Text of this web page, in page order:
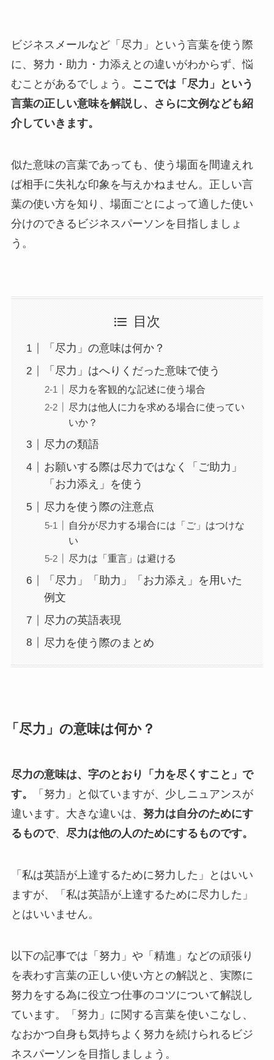
ビジネスメールなど「尽力」という言葉を使う際
に、努力・助力・力添えとの違いがわからず、悩
むことがあるでしょう。
ここでは「尽力」という
言葉の正しい意味を解説し、さらに文例なども紹
介していきます。
似た意味の言葉であっても、使う場面を間違えれ
ば相手に失礼な印象を与えかねません。正しい言
葉の使い方を知り、場面ごとによって適した使い
分けのできるビジネスパーソンを目指しましょ
う。
目次
「尽力」の意味は何か？
「尽力」はへりくだった意味で使う
尽力を客観的な記述に使う場合
尽力は他人に力を求める場合に使ってい
いか？
尽力の類語
お願いする際は尽力ではなく「ご助力」
「お力添え」を使う
尽力を使う際の注意点
自分が尽力する場合には「ご」はつけな
い
尽力は「重言」は避ける
「尽力」「助力」「お力添え」を用いた
例文
尽力の英語表現
尽力を使う際のまとめ
「尽力」の意味は何か？
尽力の意味は、字のとおり「力を尽くすこと」で
す。
「努力」と似ていますが、少しニュアンスが
違います。大きな違いは、努力は自分のためにす
るもので、 尽力は他の人のためにするものです。
「私は英語が上達するために努力した」とはいい
ますが、「私は英語が上達するために尽力した」
とはいいません。
以下の記事では「努力」や「精進」などの頑張り
を表わす言葉の正しい使い方との解説と、実際に
努力をする為に役立つ仕事のコツについて解説し
ています。「努力」に関する言葉を使いこなし、
なおかつ自身も気持ちよく努力を続けられるビジ
ネスパーソンを目指しましょう。